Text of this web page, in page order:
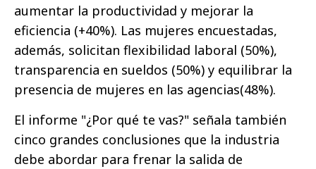
aumentar la productividad y mejorar la
eficiencia (+40%). Las mujeres encuestadas,
además, solicitan flexibilidad laboral (50%),
transparencia en sueldos (50%) y equilibrar la
presencia de mujeres en las agencias(48%).
El informe "¿Por qué te vas?" señala también
cinco grandes conclusiones que la industria
debe abordar para frenar la salida de